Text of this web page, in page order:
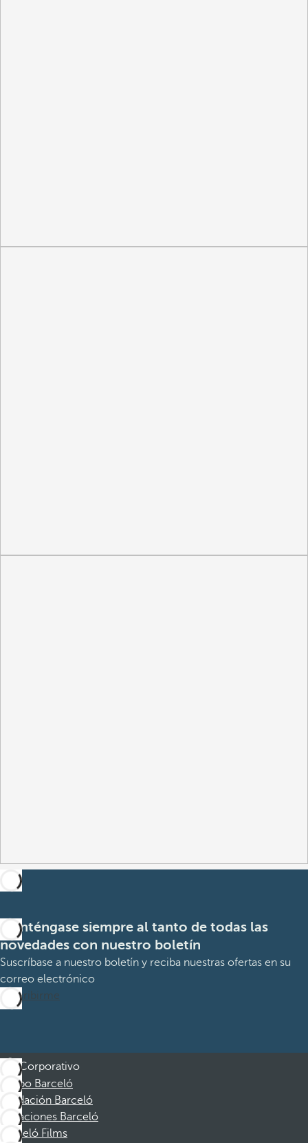
Manténgase siempre al tanto de todas las
novedades con nuestro boletín
Suscríbase a nuestro boletín y reciba nuestras ofertas en su
correo electrónico
Suscribirme
Corporativo
Grupo Barceló
Fundación Barceló
Vacaciones Barceló
Barceló Films